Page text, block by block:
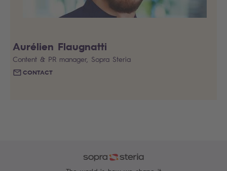
Aurélien Flaugnatti
Content & PR manager, Sopra Steria
CONTACT